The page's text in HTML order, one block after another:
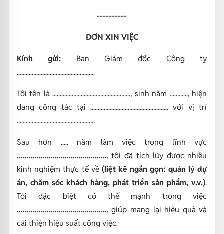
----------
ĐƠN XIN VIỆC
Kính gửi: Ban Giám đốc Công ty
....................................................
Tôi tên là ...................................................., sinh năm ............, hiện
đang công tác tại .................................................... với vị trí
....................................................
Sau hơn ..... năm làm việc trong lĩnh vực
............................................., tôi đã tích lũy được nhiều
kinh nghiệm thực tế về (liệt kê ngắn gọn: quản lý dự
án, chăm sóc khách hàng, phát triển sản phẩm, v.v.).
Tôi đặc biệt có thế mạnh trong việc
............................................., giúp mang lại hiệu quả và
cải thiện hiệu suất công việc.